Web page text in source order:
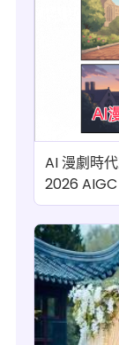
AI 漫劇時
2026